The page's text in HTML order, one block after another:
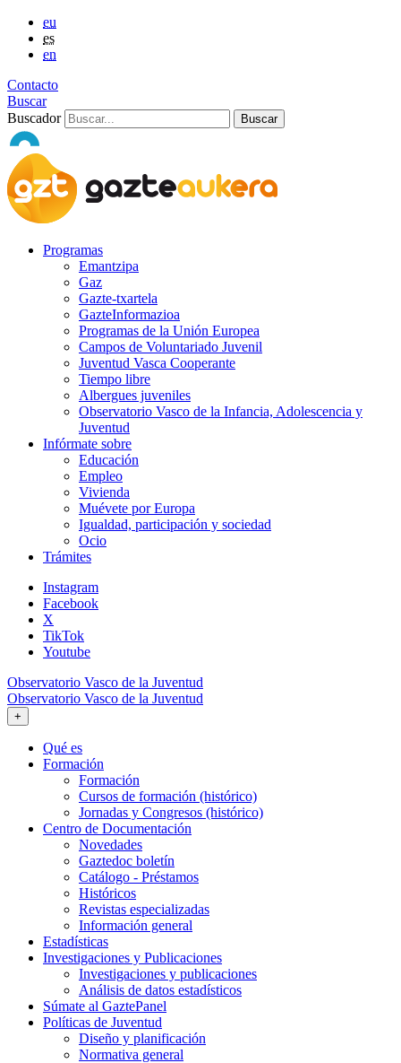
eu
es
en
Contacto
Buscar
Buscador
Programas
Emantzipa
Gaz
Gazte-txartela
GazteInformazioa
Programas de la Unión Europea
Campos de Voluntariado Juvenil
Juventud Vasca Cooperante
Tiempo libre
Albergues juveniles
Observatorio Vasco de la Infancia, Adolescencia y
Juventud
Infórmate sobre
Educación
Empleo
Vivienda
Muévete por Europa
Igualdad, participación y sociedad
Ocio
Trámites
Instagram
Facebook
X
TikTok
Youtube
Observatorio Vasco de la Juventud
Observatorio Vasco de la Juventud
+
Qué es
Formación
Formación
Cursos de formación (histórico)
Jornadas y Congresos (histórico)
Centro de Documentación
Novedades
Gaztedoc boletín
Catálogo - Préstamos
Históricos
Revistas especializadas
Información general
Estadísticas
Investigaciones y Publicaciones
Investigaciones y publicaciones
Análisis de datos estadísticos
Súmate al GaztePanel
Políticas de Juventud
Diseño y planificación
Normativa general